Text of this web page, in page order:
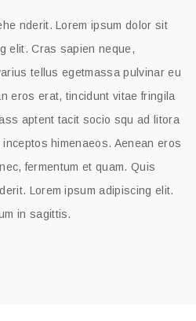
nderit. Lorem ipsum dolor sit
elit. Cras sapien neque,
tellus egetmassa pulvinar eu
eros erat, tincidunt vitae fringila
aptent tacit socio squ ad litora
himenaeos. Aenean eros
fermentum et quam. Quis
Lorem ipsum adipiscing elit.
in sagittis.